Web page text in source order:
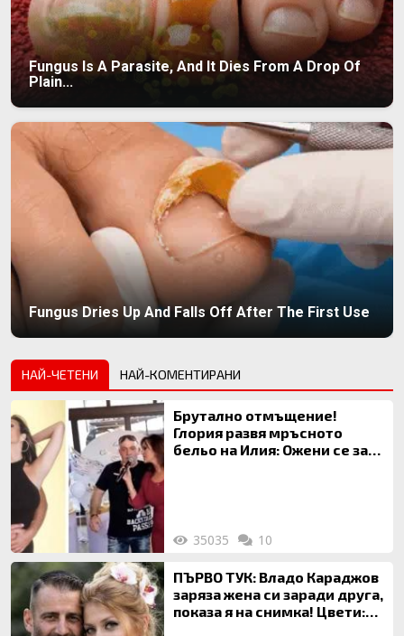
Fungus Is A Parasite, And It Dies From A Drop Of
Plain...
Fungus Dries Up And Falls Off After The First Use
НАЙ-ЧЕТЕНИ НАЙ-КОМЕНТИРАНИ
Брутално отмъщение!
Глория развя мръсното
бельо на Илия: Ожени се за
35035 10
ПЪРВО ТУК: Владо Караджов
заряза жена си заради друга,
показа я на снимка! Цвети: